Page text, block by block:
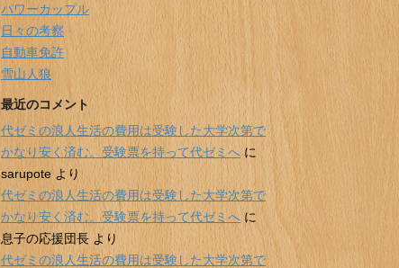
パワーカップル
日々の考察
自動車免許
雪山人狼
最近のコメント
代ゼミの浪人生活の費用は受験した大学次第で
かなり安く済む。受験票を持って代ゼミへ に
sarupoteより
代ゼミの浪人生活の費用は受験した大学次第で
かなり安く済む。受験票を持って代ゼミへに
息子の応援団長 より
代ゼミの浪人生活の費用は受験した大学次第で